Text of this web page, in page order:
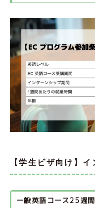
【学生ビザ向け】
一般英語コース25週間